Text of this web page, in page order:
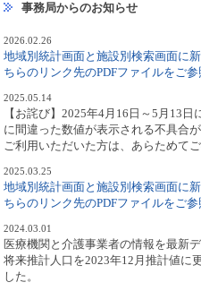
事務局からのお知らせ
2026.02.26
地域別統計画面と施設別検索画面に
ちらのリンク先のPDFファイルをご参
2025.05.14
【お詫び】2025年4月16日～5月13
に間違った数値が表示される不具合
ご利用いただいた方は、あらためて
2025.03.25
地域別統計画面と施設別検索画面に
ちらのリンク先のPDFファイルをご参
2024.03.01
医療機関と介護事業者の情報を最新
将来推計人口を2023年12月推計値に
した。